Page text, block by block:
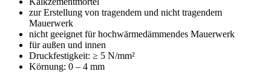
zur Erstellung von tragendem und nicht tragendem
Mauerwerk
nicht geeignet für hochwärmedämmendes Mauerwerk
für außen und innen
Druckfestigkeit: ≥ 5 N/mm²
Körnung: 0 – 4 mm